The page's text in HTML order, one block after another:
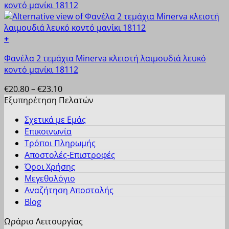
σελίδα
του
προϊόντος
παραλλαγές.
Οι
επιλογές
μπορούν
να
επιλεγούν
σελίδα
του
+
το
προϊόν
έχει
πολλαπλές
παραλλαγές.
επιλογές
μπορούν
επιλεγούν
σελίδα
του
προϊόντος
Φανέλα 2 τεμάχια Minerva κλειστή λαιμουδιά λευκό
κοντό μανίκι 18112
€20.80–€23.10Price
range:
through
€23.10
Εξυπηρέτηση Πελατών
Σχετικά με Εμάς
Επικοινωνία
Τρόποι Πληρωμής
Αποστολές-Επιστροφές
Όροι Χρήσης
Μεγεθολόγιο
Αναζήτηση Αποστολής
Blog
Ωράριο Λειτουργίας